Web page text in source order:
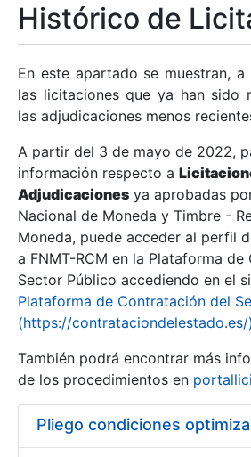
Mostrar/Ocultar
Mostrar/Ocultar
Mostrar/Ocultar
Histórico de
En este apartado se muestran,
las licitaciones que ya han sido
las adjudicaciones menos
A partir del 3 de mayo de 2022,
información respecto a
Adjudicaciones ya aprobadas
Nacional de Moneda y Timbre -
Moneda, puede acceder al perfil
a FNMT-RCM en la Plataforma
Sector Público accediendo en el
Plataforma de Contratación del
(https://contrataciondelestado.es/)
También podrá encontrar más
de los procedimientos en